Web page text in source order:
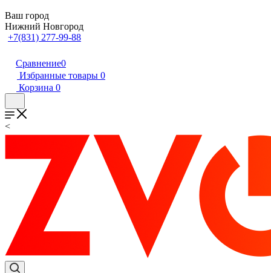
Ваш город
Нижний Новгород
+7(831) 277-99-88
Сравнение0
Избранные товары 0
Корзина 0
<